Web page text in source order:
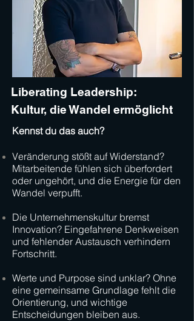
Liberating Leadership:
Kultur, die Wandel ermöglicht
Kennst du das auch?
Veränderung stößt auf Widerstand?
Mitarbeitende fühlen sich überfordert
oder ungehört, und die Energie für den
Wandel verpufft.
Die Unternehmenskultur bremst
Innovation? Eingefahrene Denkweisen
und fehlender Austausch verhindern
Fortschritt.
Werte und Purpose sind unklar? Ohne
eine gemeinsame Grundlage fehlt die
Orientierung, und wichtige
Entscheidungen bleiben aus.​